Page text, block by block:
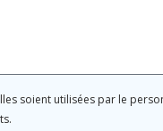
soient utilisées par le